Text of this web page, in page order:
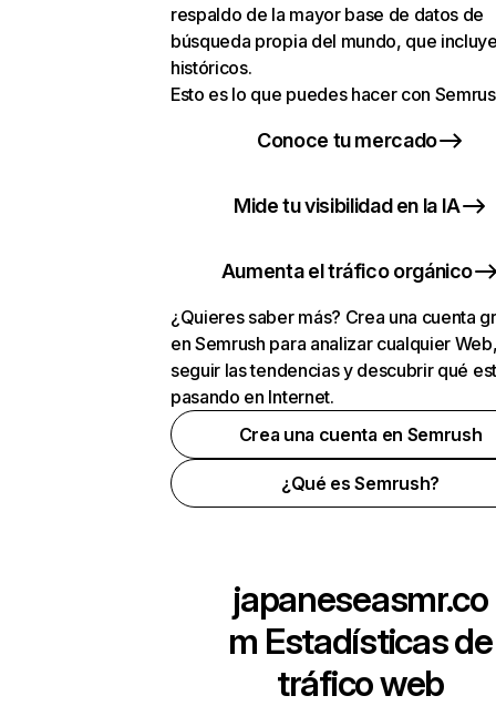
respaldo de la mayor base de datos de
búsqueda propia del mundo, que
históricos.
Esto es lo que puedes hacer con
Conoce tu mercado
Mide tu visibilidad en la IA
Aumenta el tráfico orgánico
¿Quieres saber más? Crea una cuenta
en Semrush para analizar cualquier
seguir las tendencias y descubrir qué
pasando en Internet.
Crea una cuenta en Semrush
¿Qué es Semrush?
japaneseasmr.co
m Estadísticas de
tráfico web